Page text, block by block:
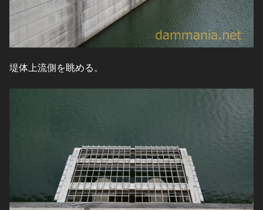
堤体上流側を眺める。